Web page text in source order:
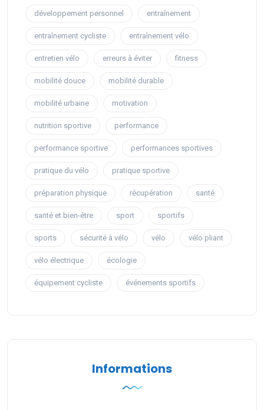
développement personnel entraînement
entraînement cycliste entraînement vélo
entretien vélo erreurs à éviter fitness
mobilité douce mobilité durable
mobilité urbaine motivation
nutrition sportive performance
performance sportive performances sportives
pratique du vélo pratique sportive
préparation physique récupération santé
santé et bien-être sport sportifs
sports sécurité à vélo vélo vélo pliant
vélo électrique écologie
équipement cycliste événements sportifs
Informations